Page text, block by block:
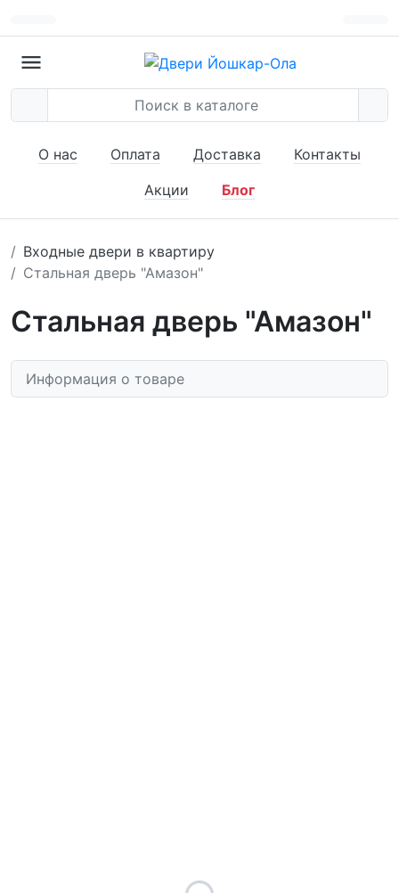
О нас Оплата Доставка
Контакты
Акции
Блог
Входные двери в квартиру
Стальная дверь "Амазон"
Стальная дверь "Амазон"
Информация о товаре